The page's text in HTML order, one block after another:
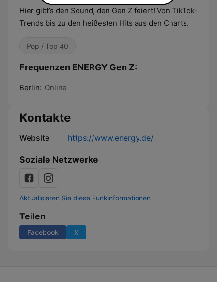
Hier gibt’s den Sound, den Gen Z feiert! Von TikTok-
Trends bis zu den heißesten Hits aus den Charts.
Pop / Top 40
Frequenzen ENERGY Gen Z:
Berlin: Online
Kontakte
Website https://www.energy.de/
Soziale Netzwerke
Aktualisieren Sie diese Funkinformationen
Teilen
Facebook X